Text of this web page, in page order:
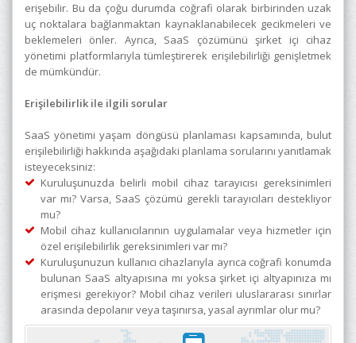
erişebilir. Bu da çoğu durumda coğrafi olarak birbirinden uzak
uç noktalara bağlanmaktan kaynaklanabilecek gecikmeleri ve
beklemeleri önler. Ayrıca, SaaS çözümünü şirket içi cihaz
yönetimi platformlarıyla tümleştirerek erişilebilirliği genişletmek
de mümkündür.
Erişilebilirlik ile ilgili sorular
SaaS yönetimi yaşam döngüsü planlaması kapsamında, bulut
erişilebilirliği hakkında aşağıdaki planlama sorularını yanıtlamak
isteyeceksiniz:
Kuruluşunuzda belirli mobil cihaz tarayıcısı gereksinimleri
var mı? Varsa, SaaS çözümü gerekli tarayıcıları destekliyor
mu?
Mobil cihaz kullanıcılarının uygulamalar veya hizmetler için
özel erişilebilirlik gereksinimleri var mı?
Kuruluşunuzun kullanıcı cihazlarıyla ayrıca coğrafi konumda
bulunan SaaS altyapısına mı yoksa şirket içi altyapınıza mı
erişmesi gerekiyor? Mobil cihaz verileri uluslararası sınırlar
arasında depolanır veya taşınırsa, yasal ayrımlar olur mu?